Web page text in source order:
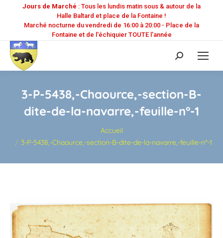
Jours de Marché : Tous les lundis matin sous & autour de la
Halle Baltard et place de la Fontaine !
Marché nocturne du vendredi de 16:00 à 20:00 - Place de la
Fontaine et de l'échiquier TOUTE l'année
Recherche
:
3-P-5438,-Chaource,-section-B-
dite-de-la-navarre,-feuille-n°-1
Accueil
3-P-5438,-Chaource,-section-B-dite-de-la-navarre,-feuille-n°-1